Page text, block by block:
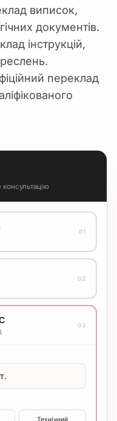
виписок,
документів.
інструкцій,
переклад
01
02
03